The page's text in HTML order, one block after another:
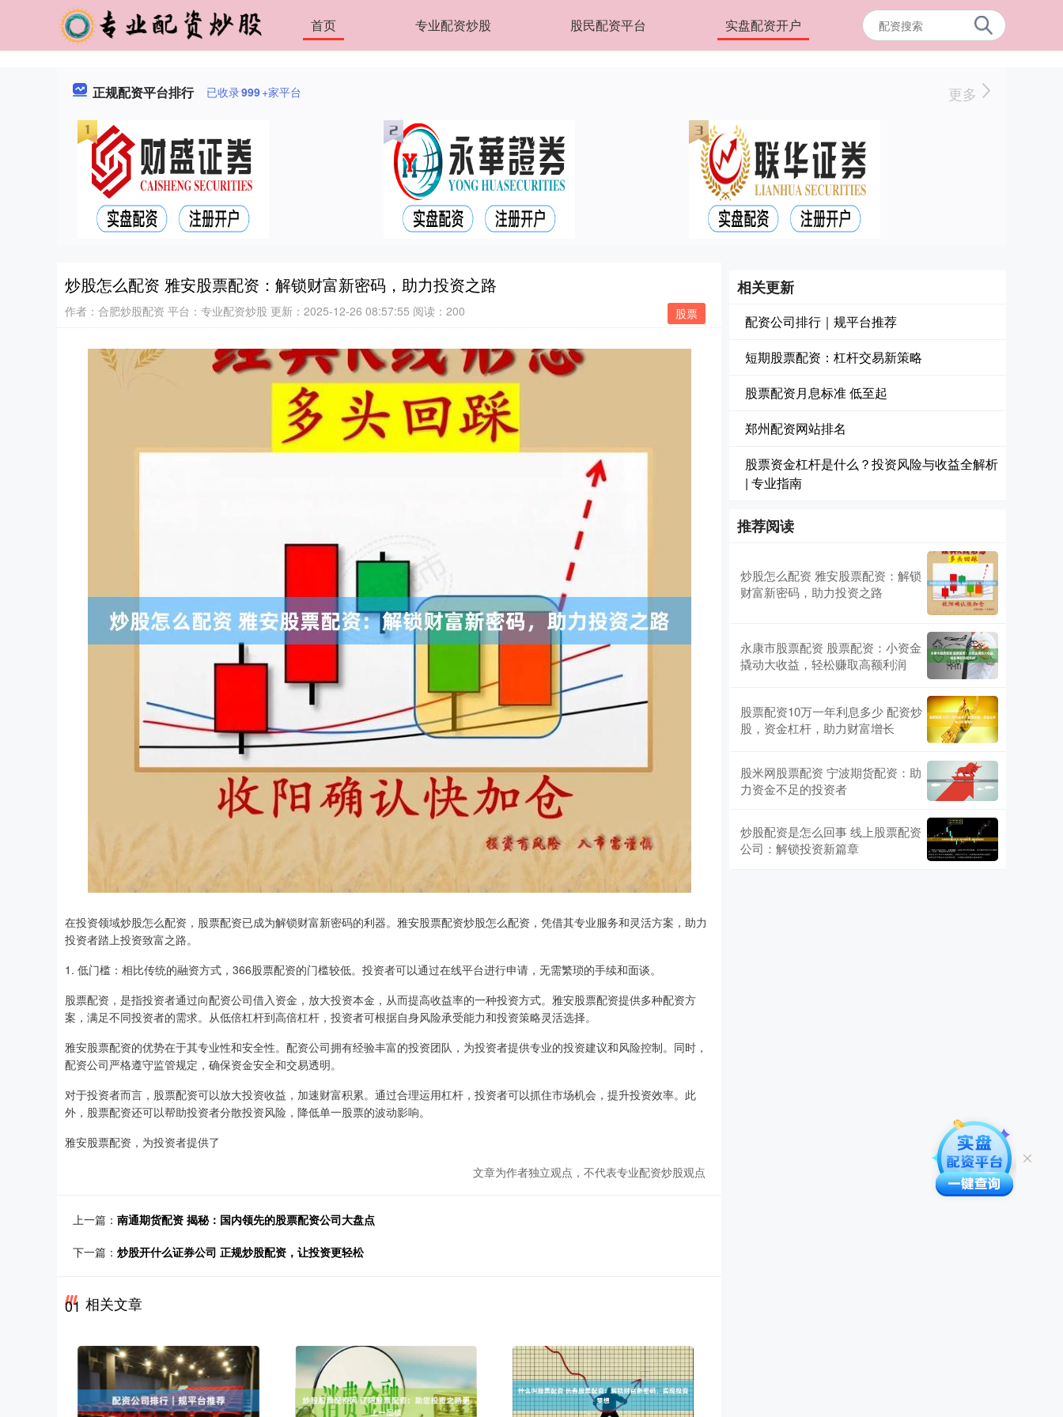
首页 专业配资炒股 股民配资平台 实盘配资开户
正规配资平台排行 已收录999+家平台 更多
炒股怎么配资 雅安股票配资：解锁财富新密码，助力投资之路
股票
作者：合肥炒股配资 平台：专业配资炒股 更新：2025-12-26 08:57:55 阅读：200
在投资领域炒股怎么配资，股票配资已成为解锁财富新密码的利器。雅安股票配资炒股怎么配资，凭借其专业服务和灵活方案，助力
投资者踏上投资致富之路。
1. 低门槛：相比传统的融资方式，366股票配资的门槛较低。投资者可以通过在线平台进行申请，无需繁琐的手续和面谈。
股票配资，是指投资者通过向配资公司借入资金，放大投资本金，从而提高收益率的一种投资方式。雅安股票配资提供多种配资方
案，满足不同投资者的需求。从低倍杠杆到高倍杠杆，投资者可根据自身风险承受能力和投资策略灵活选择。
雅安股票配资的优势在于其专业性和安全性。配资公司拥有经验丰富的投资团队，为投资者提供专业的投资建议和风险控制。同时，
配资公司严格遵守监管规定，确保资金安全和交易透明。
对于投资者而言，股票配资可以放大投资收益，加速财富积累。通过合理运用杠杆，投资者可以抓住市场机会，提升投资效率。此
外，股票配资还可以帮助投资者分散投资风险，降低单一股票的波动影响。
雅安股票配资，为投资者提供了
文章为作者独立观点，不代表专业配资炒股观点
上一篇： 南通期货配资 揭秘：国内领先的股票配资公司大盘点
下一篇： 炒股开什么证券公司 正规炒股配资，让投资更轻松
01 相关文章
相关更新
配资公司排行｜规平台推荐
短期股票配资：杠杆交易新策略
股票配资月息标准 低至起
郑州配资网站排名
股票资金杠杆是什么？投资风险与收益全解析
| 专业指南
推荐阅读
炒股怎么配资 雅安股票配资：解锁
财富新密码，助力投资之路
永康市股票配资 股票配资：小资金
撬动大收益，轻松赚取高额利润
股票配资10万一年利息多少 配资炒
股，资金杠杆，助力财富增长
股米网股票配资 宁波期货配资：助
力资金不足的投资者
炒股配资是怎么回事 线上股票配资
公司：解锁投资新篇章